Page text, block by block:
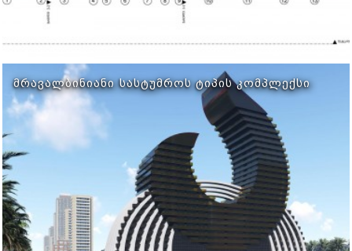
ᲛᲠᲐᲕᲐᲚᲑᲘᲜᲘᲐᲜᲘ ᲡᲐᲡᲢᲣᲛᲠᲝᲡ ᲢᲘᲞᲘᲡ ᲙᲝᲛᲞᲚᲔᲥᲡᲘ